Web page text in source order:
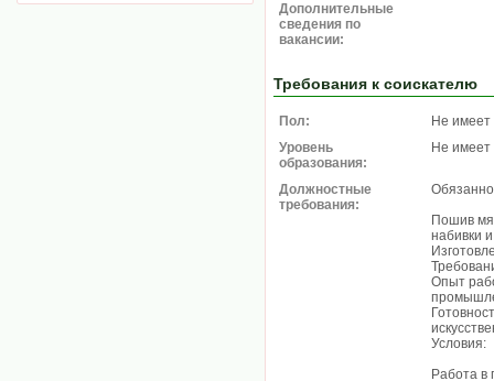
Дополнительные
сведения по
вакансии:
Требования к соискателю
Пол:
Не имеет
Уровень
образования:
Не имеет
Должностные
требования:
Пошив
набивки
Опыт
Условия:
Работа в